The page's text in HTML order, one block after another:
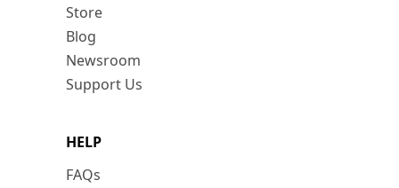
Store
Blog
Newsroom
Support Us
HELP
FAQs